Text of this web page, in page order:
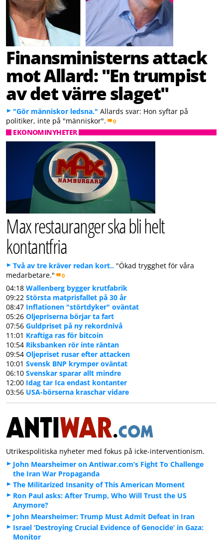
Finansministerns attack
mot Allard: "En trumpist
av det värre slaget"
"Gör människor ledsna." Allards svar: Hon syftar på
politiker, inte på "människor".
0
EKONOMINYHETER
Max restauranger ska bli helt
kontantfria
Två av tre kräver redan kort.. "Ökad trygghet för våra
medarbetare."
0
04:18 Wallenberg bygger krutfabrik
09:22 Största matprisfallet på 30 år
08:47 Inflationen "störtdyker" oväntat
05:26 Oljepriserna börjar ta fart
07:56 Guldpriset på ny rekordnivå
11:01 Kraftiga ras för bitcoin
10:54 Riksbanken rör inte räntan
09:54 Oljepriset rusar efter attacken
10:01 Svensk BNP krymper oväntat
06:10 Svenskar sparar allt mindre
12:00 Idag tar Ica endast kontanter
03:56 USA-börserna kraschar vidare
Utrikespolitiska nyheter med fokus på icke-interventionism.
John Mearsheimer on Antiwar.com’s Fight To Challenge
the Iran War Propaganda
The Militarized Insanity of This American Moment
Ron Paul asks: After Trump, Who Will Trust the US
Anymore?
John Mearsheimer: Trump Must Admit Defeat in Iran
Israel ‘Destroying Crucial Evidence of Genocide’ in Gaza:
Monitor